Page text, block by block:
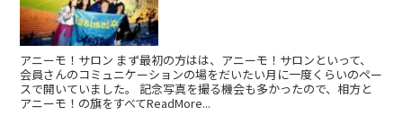
アニーモ！サロン まず最初の方はは、アニーモ！サロンといって、
会員さんのコミュニケーションの場をだいたい月に一度くらいのペー
スで開いていました。 記念写真を撮る機会も多かったので、相方と
アニーモ！の旗をすべてReadMore...